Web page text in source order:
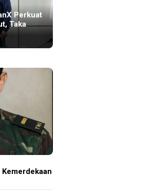
Perkuat
Taka